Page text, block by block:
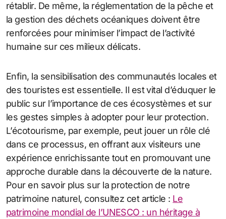
rétablir. De même, la réglementation de la pêche et
la gestion des déchets océaniques doivent être
renforcées pour minimiser l’impact de l’activité
humaine sur ces milieux délicats.
Enfin, la sensibilisation des communautés locales et
des touristes est essentielle. Il est vital d’éduquer le
public sur l’importance de ces écosystèmes et sur
les gestes simples à adopter pour leur protection.
L’écotourisme, par exemple, peut jouer un rôle clé
dans ce processus, en offrant aux visiteurs une
expérience enrichissante tout en promouvant une
approche durable dans la découverte de la nature.
Pour en savoir plus sur la protection de notre
patrimoine naturel, consultez cet article : Le
patrimoine mondial de l’UNESCO : un héritage à